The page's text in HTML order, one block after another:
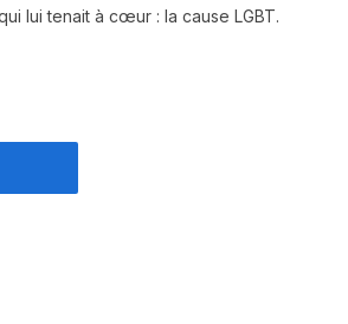
lui tenait à cœur : la cause LGBT.